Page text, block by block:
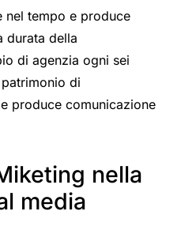
nel tempo e produce
durata della
di agenzia ogni sei
di
produce comunicazione
nella
media